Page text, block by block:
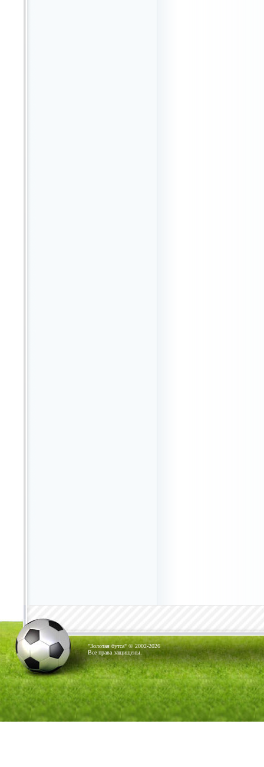
"Золотая бутса" © 2002-2026
Все права защищены.